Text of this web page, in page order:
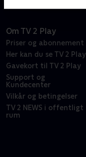
Om TV 2 Play
Priser og abonnement
Her kan du se TV 2 Play
Gavekort til TV 2 Play
Support og
Kundecenter
Vilkår og betingelser
TV 2 NEWS i offentligt
rum